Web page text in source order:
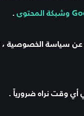
.
عن سياسة الخصوصية
أي وقت نراه ضرورياً .